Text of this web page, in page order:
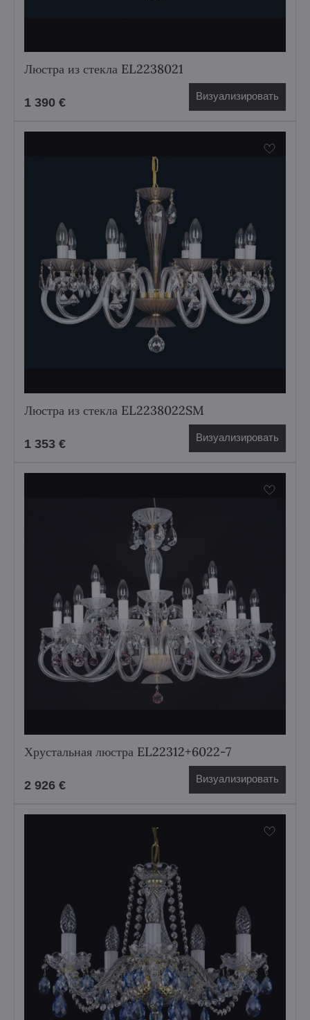
Люстра из стекла EL2238021
1 390 € Визуализировать
Люстра из стекла EL2238022SM
1 353 € Визуализировать
Хрустальная люстра EL22312+6022-7
2 926 € Визуализировать